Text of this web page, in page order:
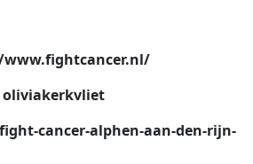
oliviakerkvliet
cancer-alphen-aan-den-rijn-